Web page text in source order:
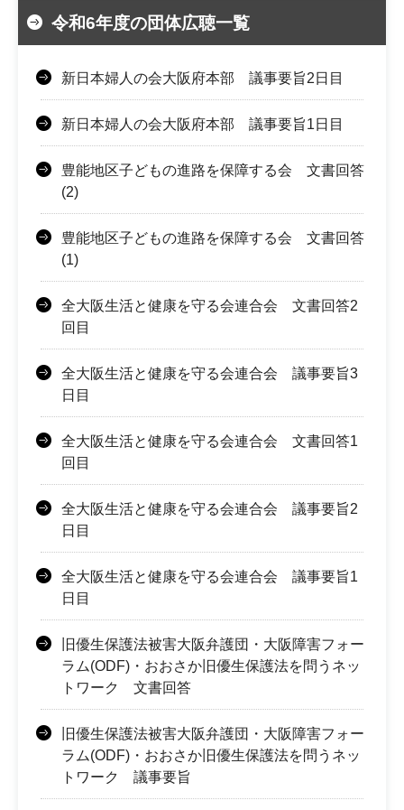
令和6年度の団体広聴一覧
新日本婦人の会大阪府本部 議事要旨2日目
新日本婦人の会大阪府本部 議事要旨1日目
豊能地区子どもの進路を保障する会 文書回答
(2)
豊能地区子どもの進路を保障する会 文書回答
(1)
全大阪生活と健康を守る会連合会 文書回答2
回目
全大阪生活と健康を守る会連合会 議事要旨3
日目
全大阪生活と健康を守る会連合会 文書回答1
回目
全大阪生活と健康を守る会連合会 議事要旨2
日目
全大阪生活と健康を守る会連合会 議事要旨1
日目
旧優生保護法被害大阪弁護団・大阪障害フォー
ラム(ODF)・おおさか旧優生保護法を問うネッ
トワーク 文書回答
旧優生保護法被害大阪弁護団・大阪障害フォー
ラム(ODF)・おおさか旧優生保護法を問うネッ
トワーク 議事要旨